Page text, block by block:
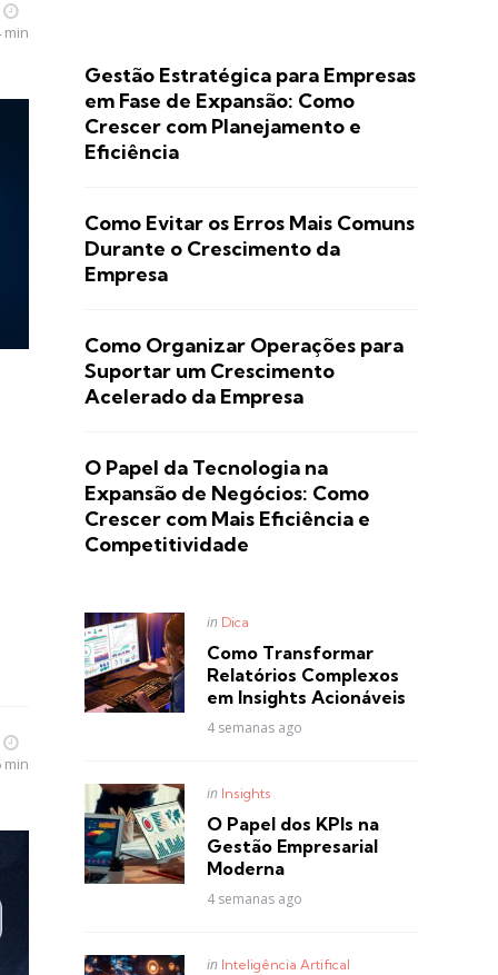
min
min
Gestão Estratégica para Empresas
em Fase de Expansão: Como
Crescer com Planejamento e
Eficiência
Como Evitar os Erros Mais Comuns
Durante o Crescimento da
Empresa
Como Organizar Operações para
Suportar um Crescimento
Acelerado da Empresa
O Papel da Tecnologia na
Expansão de Negócios: Como
Crescer com Mais Eficiência e
Competitividade
Posted
in Dica
Como Transformar
Relatórios Complexos
em Insights Acionáveis
4 semanas ago
Posted
in Insights
O Papel dos KPIs na
Gestão Empresarial
Moderna
4 semanas ago
Posted
in Inteligência Artifical